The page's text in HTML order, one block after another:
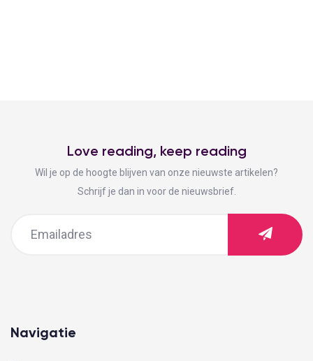
Love reading, keep reading
Wil je op de hoogte blijven van onze nieuwste artikelen?
Schrijf je dan in voor de nieuwsbrief.
Navigatie